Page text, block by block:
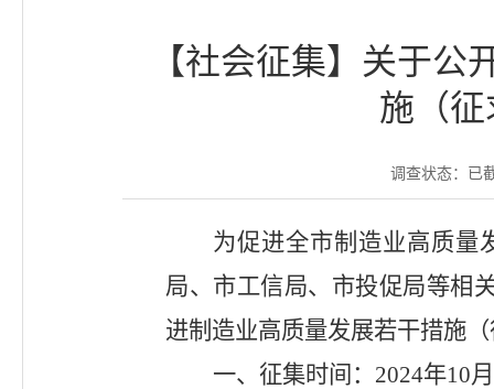
【社会征集】关于
施（
调查状态： 已
为促进全市制造业高质量
局、市工信局、市投促局等相
进制造业高质量发展若干措施
一、征集时间： 2024年10